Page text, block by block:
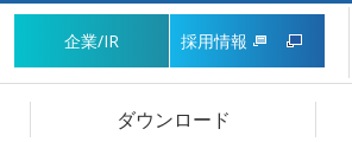
企業/IR 採用情報
ダウンロード